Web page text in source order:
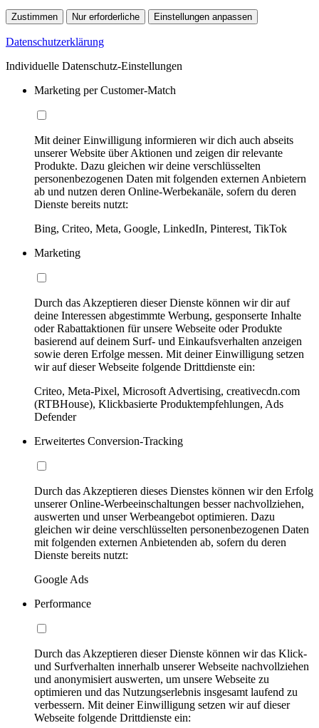
Zustimmen Nur erforderliche Einstellungen anpassen
Datenschutzerklärung
Individuelle Datenschutz-Einstellungen
Marketing per Customer-Match
Mit deiner Einwilligung informieren wir dich auch abseits
unserer Website über Aktionen und zeigen dir relevante
Produkte. Dazu gleichen wir deine verschlüsselten
personenbezogenen Daten mit folgenden externen Anbietern
ab und nutzen deren Online-Werbekanäle, sofern du deren
Dienste bereits nutzt:
Bing, Criteo, Meta, Google, LinkedIn, Pinterest, TikTok
Marketing
Durch das Akzeptieren dieser Dienste können wir dir auf
deine Interessen abgestimmte Werbung, gesponserte Inhalte
oder Rabattaktionen für unsere Webseite oder Produkte
basierend auf deinem Surf- und Einkaufsverhalten anzeigen
sowie deren Erfolge messen. Mit deiner Einwilligung setzen
wir auf dieser Webseite folgende Drittdienste ein:
Criteo, Meta-Pixel, Microsoft Advertising, creativecdn.com
(RTBHouse), Klickbasierte Produktempfehlungen, Ads
Defender
Erweitertes Conversion-Tracking
Durch das Akzeptieren dieses Dienstes können wir den Erfolg
unserer Online-Werbeeinschaltungen besser nachvollziehen,
auswerten und unser Werbeangebot optimieren. Dazu
gleichen wir deine verschlüsselten personenbezogenen Daten
mit folgenden externen Anbietenden ab, sofern du deren
Dienste bereits nutzt:
Google Ads
Performance
Durch das Akzeptieren dieser Dienste können wir das Klick-
und Surfverhalten innerhalb unserer Webseite nachvollziehen
und anonymisiert auswerten, um unsere Webseite zu
optimieren und das Nutzungserlebnis insgesamt laufend zu
verbessern. Mit deiner Einwilligung setzen wir auf dieser
Webseite folgende Drittdienste ein: